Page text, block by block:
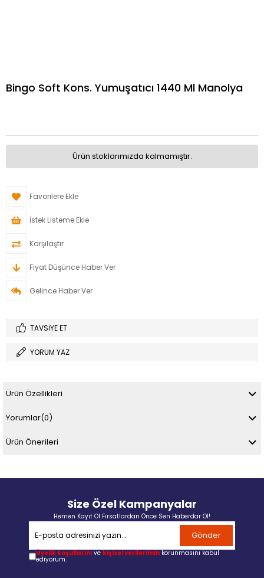
Bingo Soft Kons. Yumuşatıcı 1440 Ml Manolya
Ürün stoklarımızda kalmamıştır.
Favorilere Ekle
İstek Listeme Ekle
Karşılaştır
Fiyat Düşünce Haber Ver
Gelince Haber Ver
TAVSIYE ET
YORUM YAZ
Ürün Özellikleri
Yorumlar(0)
Ürün Önerileri
Size Özel Kampanyalar
Hemen Kayıt Ol Fırsatlardan Önce Sen Haberdar Ol!
Gönder
Üyelik koşullarını ve kişisel verilerimin korunmasını kabul
ediyorum.